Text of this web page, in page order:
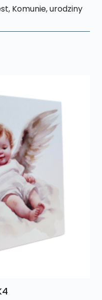
Komunie, urodziny